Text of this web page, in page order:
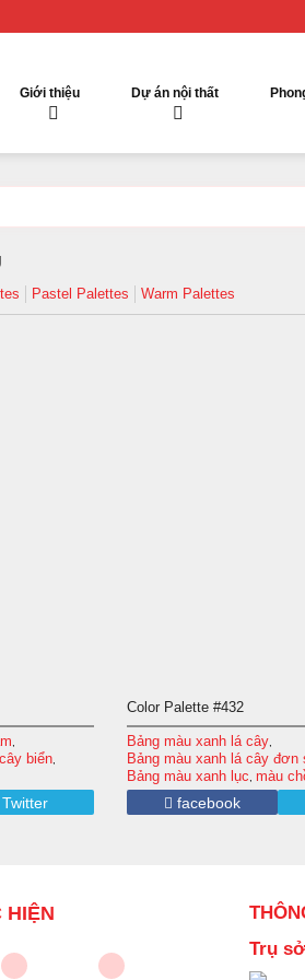
Giới thiệu Dự án nội thất
Pastel Palettes Warm Palettes
biển
Twitter
Color Palette #432
Bảng màu xanh lá cây
Bảng màu xanh lá cây đơn
Bảng màu xanh lục màu
màu măng tây Màu nâu
màu thủy tinh xanh màu
facebook
HIỆN
Trụ